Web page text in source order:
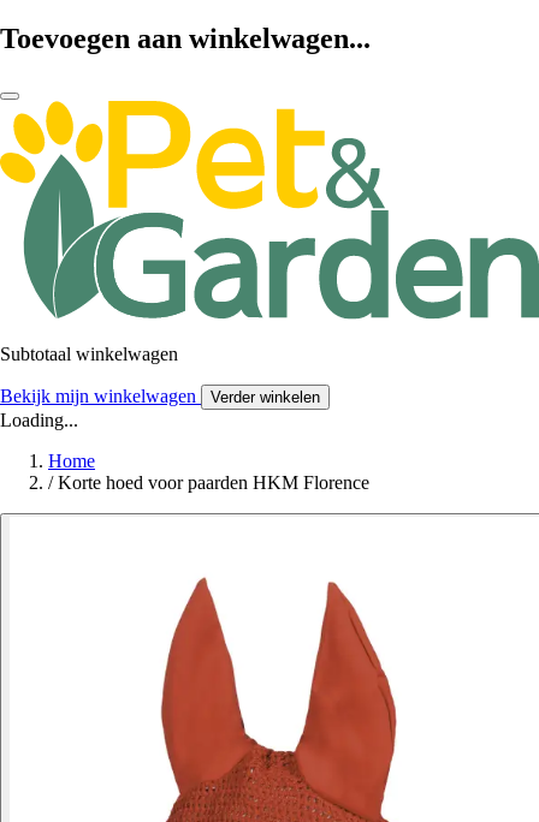
Toevoegen aan winkelwagen...
Subtotaal winkelwagen
Bekijk mijn winkelwagen Verder winkelen
Loading...
Home
/ Korte hoed voor paarden HKM Florence